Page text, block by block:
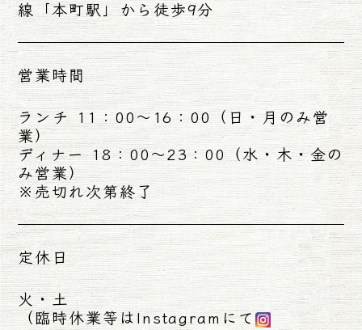
線「本町駅」から徒歩9分
営業時間
ランチ 11：00～16：00（日・月のみ営
業）
ディナー 18：00～23：00（水・木・金の
み営業）
※売切れ次第終了
定休日
火・土
（臨時休業等はInstagramにて